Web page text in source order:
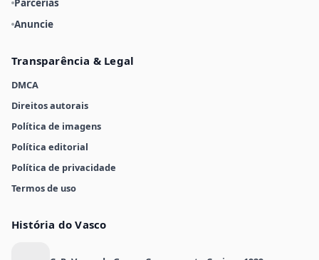
Parcerias
Anuncie
Transparência & Legal
DMCA
Direitos autorais
Política de imagens
Política editorial
Política de privacidade
Termos de uso
História do Vasco